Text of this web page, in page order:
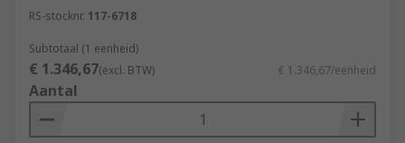
RS-stocknr. 117-6718
Subtotaal (1 eenheid)
€ 1.346,67(excl. BTW) € 1.346,67/eenheid
Aantal